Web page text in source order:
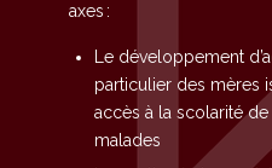
axes :
Le développement
particulier des mères
accès à la scolarité
malades